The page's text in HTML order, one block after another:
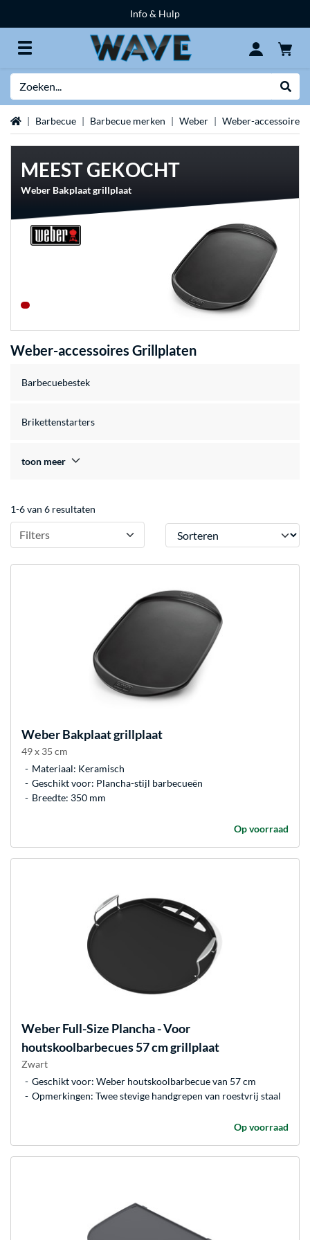
Info & Hulp
Home Barbecue Barbecue merken Weber Weber-accessoires
MEEST GEKOCHT
Weber Bakplaat grillplaat
Weber-accessoires Grillplaten
Barbecuebestek
Brikettenstarters
toon meer
1-6 van 6 resultaten
Filters Sorteren
WeberBakplaat grillplaat
49 x 35 cm
Materiaal: Keramisch
Geschikt voor: Plancha-stijl barbecueën
Breedte: 350 mm
Op voorraad
WeberFull-Size Plancha - Voor
houtskoolbarbecues 57 cm grillplaat
Zwart
Geschikt voor: Weber houtskoolbarbecue van 57 cm
Opmerkingen: Twee stevige handgrepen van roestvrij staal
Op voorraad